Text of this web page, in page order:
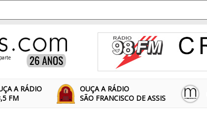
A RÁDIO
FM
OUÇA A RÁDIO
SÃO FRANCISCO DE ASSIS